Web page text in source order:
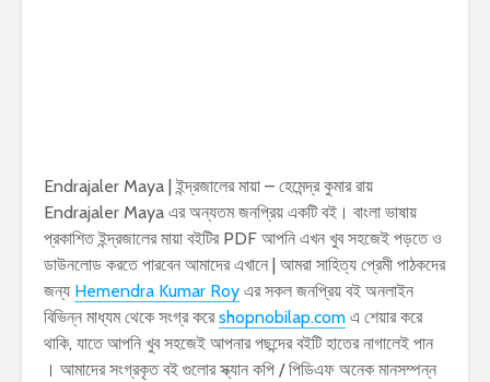
Endrajaler Maya | ইন্দ্রজালের মায়া – হেমেন্দ্র কুমার রায়
Endrajaler Maya এর অন্যতম জনপ্রিয় একটি বই। বাংলা ভাষায়
প্রকাশিত ইন্দ্রজালের মায়া বইটির PDF আপনি এখন খুব সহজেই পড়তে ও
ডাউনলোড করতে পারবেন আমাদের এখানে | আমরা সাহিত্য প্রেমী পাঠকদের
জন্য Hemendra Kumar Roy এর সকল জনপ্রিয় বই অনলাইন
বিভিন্ন মাধ্যম থেকে সংগ্র করেshopnobilap.com এ শেয়ার করে
থাকি, যাতে আপনি খুব সহজেই আপনার পছন্দের বইটি হাতের নাগালেই পান
। আমাদের সংগ্রকৃত বই গুলোর স্ক্যান কপি / পিডিএফ অনেক মানসম্পন্ন